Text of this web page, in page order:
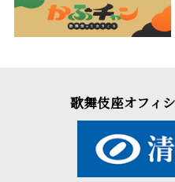
歌舞伎座オフィ